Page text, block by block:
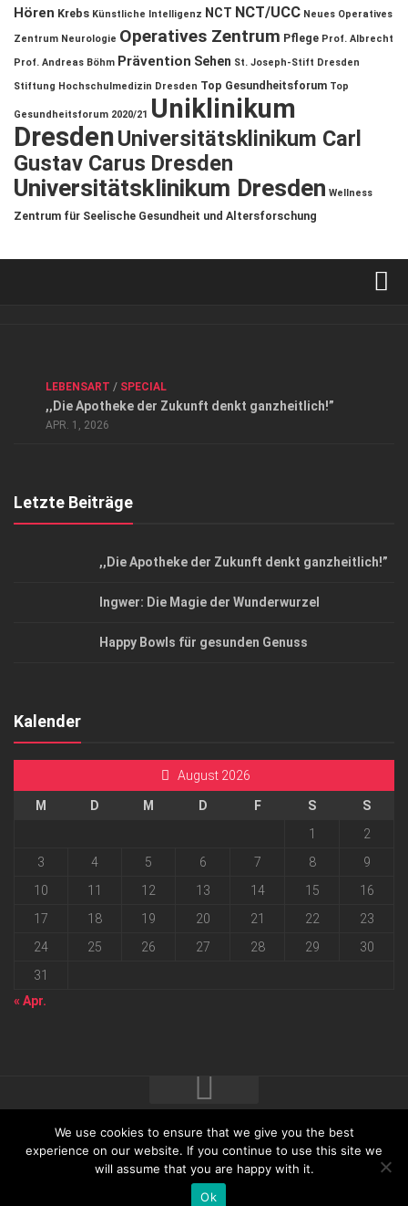
Hören Krebs Künstliche Intelligenz NCT NCT/UCC Neues Operatives
Zentrum Neurologie Operatives Zentrum Pflege Prof. Albrecht
Prof. Andreas Böhm Prävention Sehen St. Joseph-Stift Dresden
Stiftung Hochschulmedizin Dresden Top Gesundheitsforum Top
Gesundheitsforum 2020/21 Uniklinikum
DresdenUniversitätsklinikum Carl
Gustav Carus Dresden
Universitätsklinikum Dresden Wellness
Zentrum für Seelische Gesundheit und Altersforschung
Datenschutzerklärung
Top Magazin Dresden / Ostsachsen
LEBENSART / SPECIAL
,,Die Apotheke der Zukunft denkt ganzheitlich!”
APR. 1, 2026
Letzte Beiträge
,,Die Apotheke der Zukunft denkt ganzheitlich!”
Ingwer: Die Magie der Wunderwurzel
Happy Bowls für gesunden Genuss
Kalender
August 2026
M D M D F S
S
1
2
3
4 5 6 7 8
9
10
11 12 13 14 15
16
17
18 19 20 21 22
23
24
25 26 27 28 29
30
31
« Apr.
2026 progressmedia Verlag & Werbeagentur GmbH • Bautzner
Landstraße 62 • 01324 Dresden
We use cookies to ensure that we give you the best
experience on our website. If you continue to use this site we
will assume that you are happy with it.
Ok